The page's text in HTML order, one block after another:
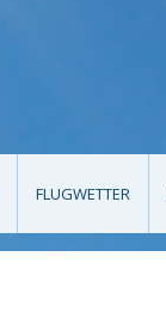
FLUGWETTER